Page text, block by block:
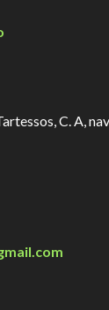
C. A,